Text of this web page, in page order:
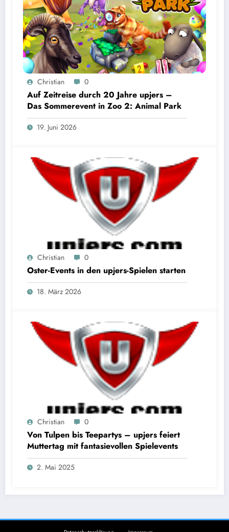
Christian 0
Auf Zeitreise durch 20 Jahre upjers –
Das Sommerevent in Zoo 2: Animal Park
19. Juni 2026
Christian 0
Oster-Events in den upjers-Spielen starten
18. März 2026
Christian 0
Von Tulpen bis Teepartys – upjers feiert
Muttertag mit fantasievollen Spielevents
2. Mai 2025